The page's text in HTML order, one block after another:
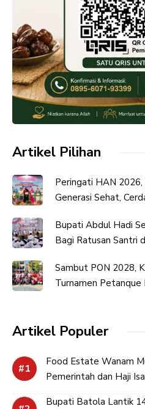
Artikel Pilihan
Peringati HAN
Generasi Sehat,
Bupati Abdul Hadi
Bagi Ratusan Santri
Sambut PON 2028,
Turnamen
Artikel Populer
Food Estate Wanam
Pemerintah dan Haji
Bupati Batola Lantik